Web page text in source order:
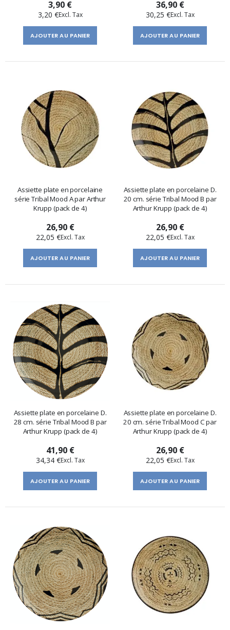
3,90 €
3,20 €
AJOUTER AU PANIER
36,90 €
30,25 €
AJOUTER AU PANIER
Assiette plate en porcelaine
série Tribal Mood A par Arthur
Krupp (pack de 4)
26,90 €
22,05 €
AJOUTER AU PANIER
Assiette plate en porcelaine D.
20 cm. série Tribal Mood B par
Arthur Krupp (pack de 4)
26,90 €
22,05 €
AJOUTER AU PANIER
Assiette plate en porcelaine D.
28 cm. série Tribal Mood B par
Arthur Krupp (pack de 4)
41,90 €
34,34 €
AJOUTER AU PANIER
Assiette plate en porcelaine D.
20 cm. série Tribal Mood C par
Arthur Krupp (pack de 4)
26,90 €
22,05 €
AJOUTER AU PANIER